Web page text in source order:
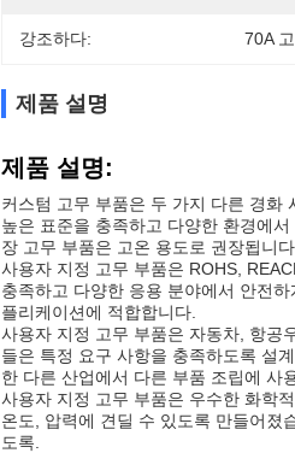
강조하다: 70A
제품 설명
제품 설명:
커스텀 고무 부품은 두 가지 다른 경화
높은 표준을 충족하고 다양한 환경에
장 고무 부품은 고온 용도로 권장됩니다.
사용자 지정 고무 부품은 ROHS,
충족하고 다양한 응용 분야에서 안전
플리케이션에 적합합니다.
사용자 지정 고무 부품은 자동차, 항공
들은 특정 요구 사항을 충족하도록 설
한 다른 산업에서 다른 부품 조립에 사
사용자 지정 고무 부품은 우수한 화학
온도, 압력에 견딜 수 있도록 만들어졌
도록.